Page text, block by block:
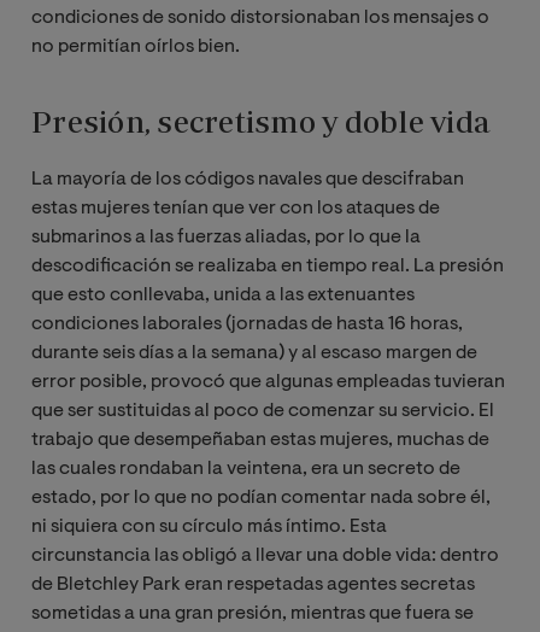
condiciones de sonido distorsionaban los mensajes o
no permitían oírlos bien.
Presión, secretismo y doble vida
La mayoría de los códigos navales que descifraban
estas mujeres tenían que ver con los ataques de
submarinos a las fuerzas aliadas, por lo que la
descodificación se realizaba en tiempo real. La presión
que esto conllevaba, unida a las extenuantes
condiciones laborales (jornadas de hasta 16 horas,
durante seis días a la semana) y al escaso margen de
error posible, provocó que algunas empleadas tuvieran
que ser sustituidas al poco de comenzar su servicio. El
trabajo que desempeñaban estas mujeres, muchas de
las cuales rondaban la veintena, era un secreto de
estado, por lo que no podían comentar nada sobre él,
ni siquiera con su círculo más íntimo. Esta
circunstancia las obligó a llevar una doble vida: dentro
de Bletchley Park eran respetadas agentes secretas
sometidas a una gran presión, mientras que fuera se